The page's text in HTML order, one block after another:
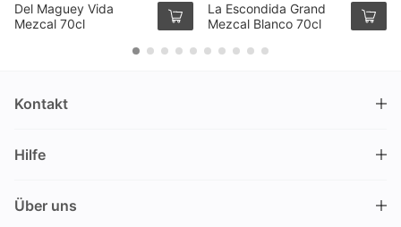
Del Maguey Vida
Mezcal 70cl
La Escondida Grand
Mezcal Blanco 70cl
Kontakt
Nüschelerstrasse 35
Schweiz
Hilfe
Über uns